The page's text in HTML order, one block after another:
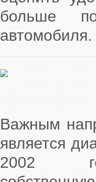
больше
автомобиля.
Важным
является
2002